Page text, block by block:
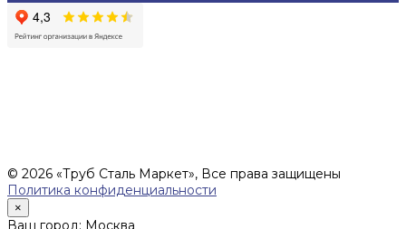
© 2026 «Труб Сталь Маркет», Все права защищены
Политика конфиденциальности
×
Ваш город: Москва